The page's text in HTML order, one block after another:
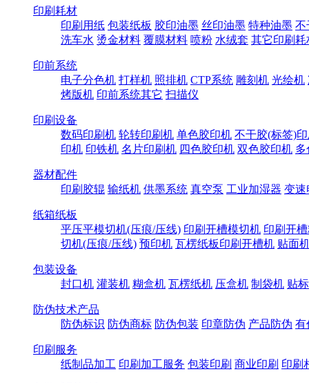
印刷耗材
印刷用纸 包装纸板 胶印油墨 丝印油墨 特种油墨 不
洗车水 烫金材料 覆膜材料 喷粉 水绒套 其它印刷耗
印前系统
电子分色机 打样机 照排机 CTP系统 雕刻机 光绘机
烤版机 印前系统其它 扫描仪
印刷设备
数码印刷机 轮转印刷机 单色胶印机 不干胶(标签)
印机 印铁机 名片印刷机 四色胶印机 双色胶印机 多
器材配件
印刷胶辊 输纸机 供墨系统 真空泵 工业加湿器 变速
纸箱纸板
平压平模切机(压痕/压线) 印刷开槽模切机 印刷开
切机(压痕/压线) 预印机 瓦楞纸板印刷开槽机 贴面
包装设备
封口机 灌装机 糊盒机 瓦楞纸机 压盒机 制袋机 贴
防伪技术产品
防伪标识 防伪商标 防伪包装 印章防伪 产品防伪 有
印刷服务
纸制品加工 印刷加工服务 包装印刷 商业印刷 印刷